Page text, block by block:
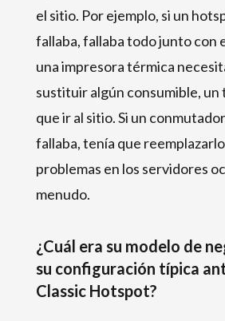
el sitio. Por ejemplo, si un
fallaba, fallaba todo junto con
una impresora térmica
sustituir algún consumible,
que ir al sitio. Si un
fallaba, tenía que
problemas en los servidores
menudo.
¿Cuál era su modelo de
su configuración típica
Classic Hotspot?